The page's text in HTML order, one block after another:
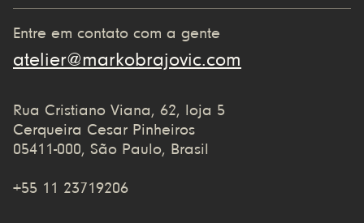
Entre em contato com a gente
atelier@markobrajovic.com
Rua Cristiano Viana, 62, loja 5
Cerqueira Cesar Pinheiros
05411-000, São Paulo, Brasil
+55 11 23719206